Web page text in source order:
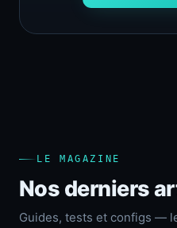
LE MAGAZINE
Nos derniers
Guides, tests et configs —